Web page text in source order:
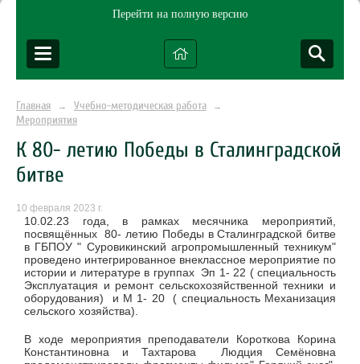
Перейти на полную версию
Главная → Учебно-методическая работа →
Мероприятия
К 80- летию Победы в Сталинградской
битве
10 февраля 2023 г.
10.02.23 года, в рамках месячника мероприятий,
посвящённых 80- летию Победы в Сталинградской битве
в ГБПОУ " Суровикинский агропромышленный техникум"
проведено интегрированное внеклассное мероприятие по
истории и литературе в группах Эп 1- 22 ( специальность
Эксплуатация и ремонт сельскохозяйственной техники и
оборудования) и М 1- 20 ( специальность Механизация
сельского хозяйства).
В ходе мероприятия преподаватели Короткова Корина
Константиновна и Тахтарова Людция Семёновна